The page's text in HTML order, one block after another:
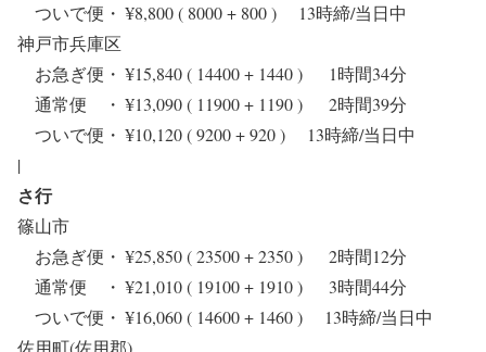
ついで便・ ¥8,800 ( 8000 + 800 ) 13時締/当日中
神戸市兵庫区
お急ぎ便・ ¥15,840 ( 14400 + 1440 ) 1時間34分
通常便 ・ ¥13,090 ( 11900 + 1190 ) 2時間39分
ついで便・ ¥10,120 ( 9200 + 920 ) 13時締/当日中
|
さ行
篠山市
お急ぎ便・ ¥25,850 ( 23500 + 2350 ) 2時間12分
通常便 ・ ¥21,010 ( 19100 + 1910 ) 3時間44分
ついで便・ ¥16,060 ( 14600 + 1460 ) 13時締/当日中